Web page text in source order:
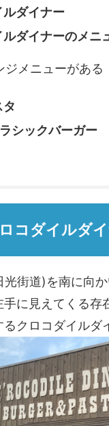
ルダイナー
ルダイナーのメニ
ジメニューがある
シックバーガー
コダイルダ
光街道)を南に向
手に見えてくる存
クロコダイルダ